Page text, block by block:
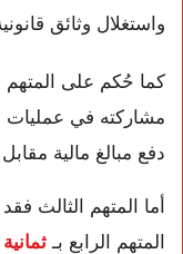
واستغلال وثائق
كما حُكم على المتهم
مشاركته في عمليات
دفع مبالغ مالية
أما المتهم الثالث
المتهم الرابع بـ